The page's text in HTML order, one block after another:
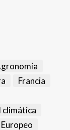
Francia